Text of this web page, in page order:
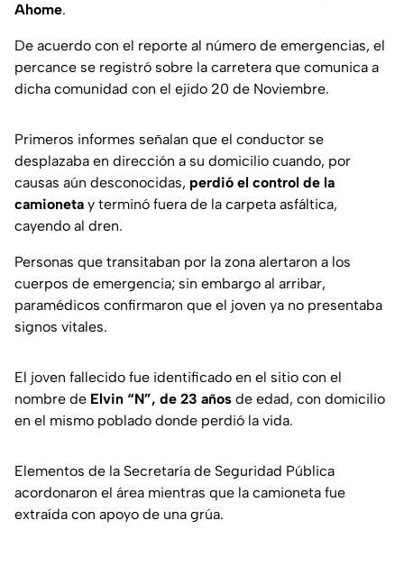
Ahome.
De acuerdo con el reporte al número de emergencias, el
percance se registró sobre la carretera que comunica a
dicha comunidad con el ejido 20 de Noviembre.
Primeros informes señalan que el conductor se
desplazaba en dirección a su domicilio cuando, por
causas aún desconocidas, perdió el control de la
camioneta y terminó fuera de la carpeta asfáltica,
cayendo al dren.
Personas que transitaban por la zona alertaron a los
cuerpos de emergencia; sin embargo al arribar,
paramédicos confirmaron que el joven ya no presentaba
signos vitales.
El joven fallecido fue identificado en el sitio con el
nombre de Elvin “N”, de 23 años de edad, con domicilio
en el mismo poblado donde perdió la vida.
Elementos de la Secretaría de Seguridad Pública
acordonaron el área mientras que la camioneta fue
extraída con apoyo de una grúa.